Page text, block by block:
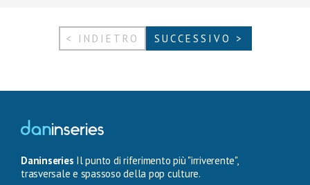
< INDIETRO SUCCESSIVO >
Daninseries Il punto di riferimento più "irriverente",
trasversale e spassoso della pop culture.